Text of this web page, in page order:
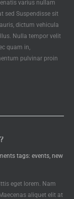
varius nullam
sed Suspendisse sit
dictum vehicula
Nulla tempor velit
quam in,
pulvinar proin
tags: events, new
eget lorem. Nam
aliquet elit at